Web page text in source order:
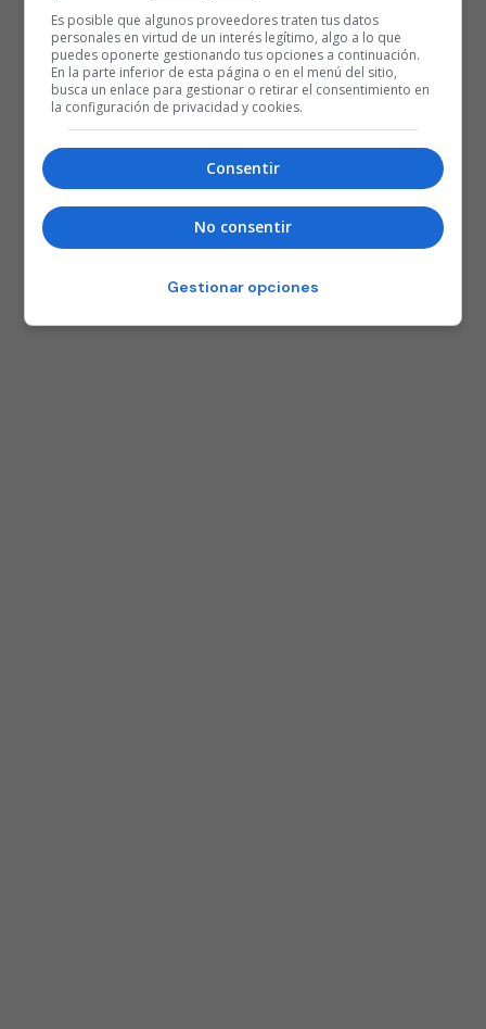
Es posible que algunos proveedores traten tus datos
personales en virtud de un interés legítimo, algo a lo que
puedes oponerte gestionando tus opciones a continuación.
En la parte inferior de esta página o en el menú del sitio,
busca un enlace para gestionar o retirar el consentimiento en
la configuración de privacidad y cookies.
Consentir
No consentir
Gestionar opciones